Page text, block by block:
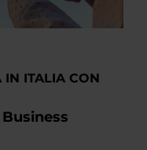
IN ITALIA CON